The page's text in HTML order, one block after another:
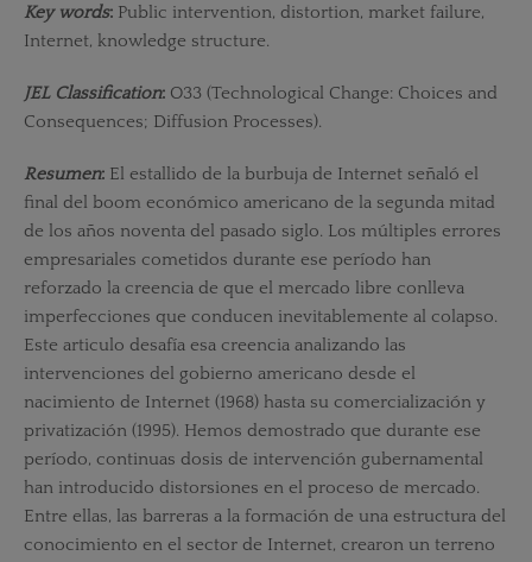
Key words:Public intervention, distortion, market failure,
Internet, knowledge structure.
JEL Classification:O33 (Technological Change: Choices and
Consequences; Diffusion Processes).
Resumen:El estallido de la burbuja de Internet señaló el
final del boom económico americano de la segunda mitad
de los años noventa del pasado siglo. Los múltiples errores
empresariales cometidos durante ese período han
reforzado la creencia de que el mercado libre conlleva
imperfecciones que conducen inevitablemente al colapso.
Este articulo desafía esa creencia analizando las
intervenciones del gobierno americano desde el
nacimiento de Internet (1968) hasta su comercialización y
privatización (1995). Hemos demostrado que durante ese
período, continuas dosis de intervención gubernamental
han introducido distorsiones en el proceso de mercado.
Entre ellas, las barreras a la formación de una estructura del
conocimiento en el sector de Internet, crearon un terreno